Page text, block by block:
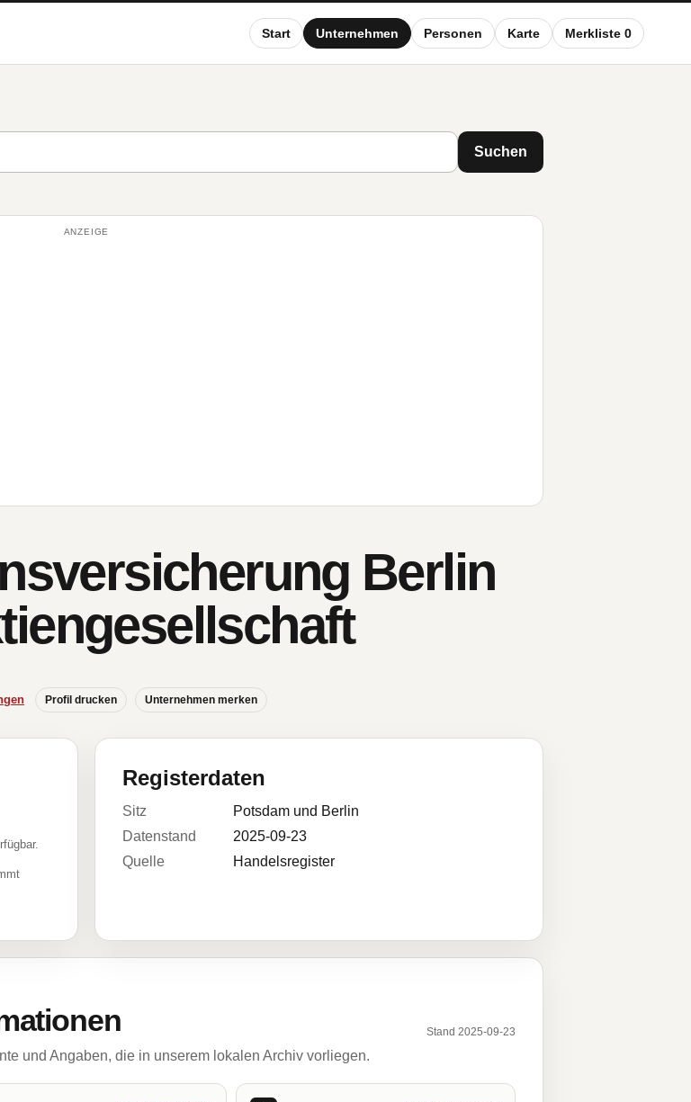
Start Unternehmen Personen Karte Merkliste 0
Suchen
ANZEIGE
Berlin
Profil drucken Unternehmen merken
Registerdaten
Sitz
Potsdam und Berlin
Datenstand
2025-09-23
Quelle
Handelsregister
Stand 2025-09-23
und Angaben, die in unserem lokalen Archiv vorliegen.